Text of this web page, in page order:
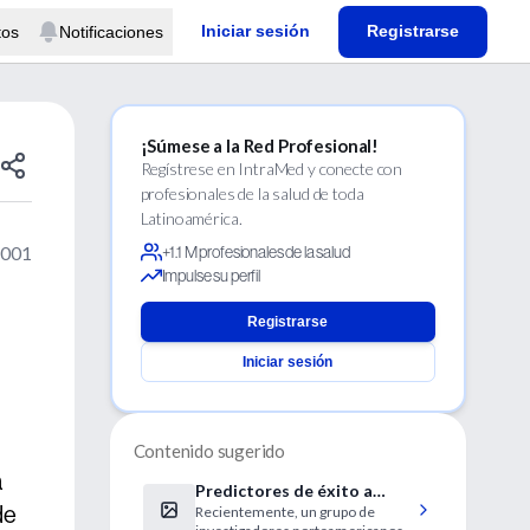
Notificaciones Iniciar sesión Registrarse
¡Súmese a la Red Profesional!
Regístrese en IntraMed y conecte con
profesionales de la salud de toda
Latinoamérica.
+1.1 M profesionales de la salud
Impulse su perfil
Registrarse
Iniciar sesión
Contenido sugerido
Predictores de éxito a
través de la inseminación
Recientemente, un grupo de